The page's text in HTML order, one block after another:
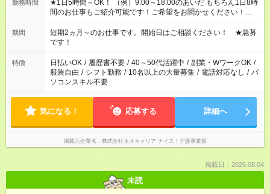
勤務時間
★1日5時間～OK！ （例）9:00～18:00のあいだ もちろん1日8時
間のお仕事もご紹介可能です！ご希望をお聞かせください！★家
庭の都合でお休みが必要な場合も遠慮なくご相談ください。 ※
週最低15時間以上の勤務が必要です
期間
短期2ヵ月～のお仕事です。開始日はご相談ください！ ★急募
です！
特徴 日払いOK / 履歴書不要 / 40～50代活躍中 / 副業・WワークOK /
服装自由 / シフト勤務 / 10名以上の大量募集 / 電話対応なし / パ
ソコンスキル不要
気になる！ 応募する 詳細へ
掲載元企業名 株式会社ネオキャリア ナイス！介護事業部
掲載日：2026.08.04
未読